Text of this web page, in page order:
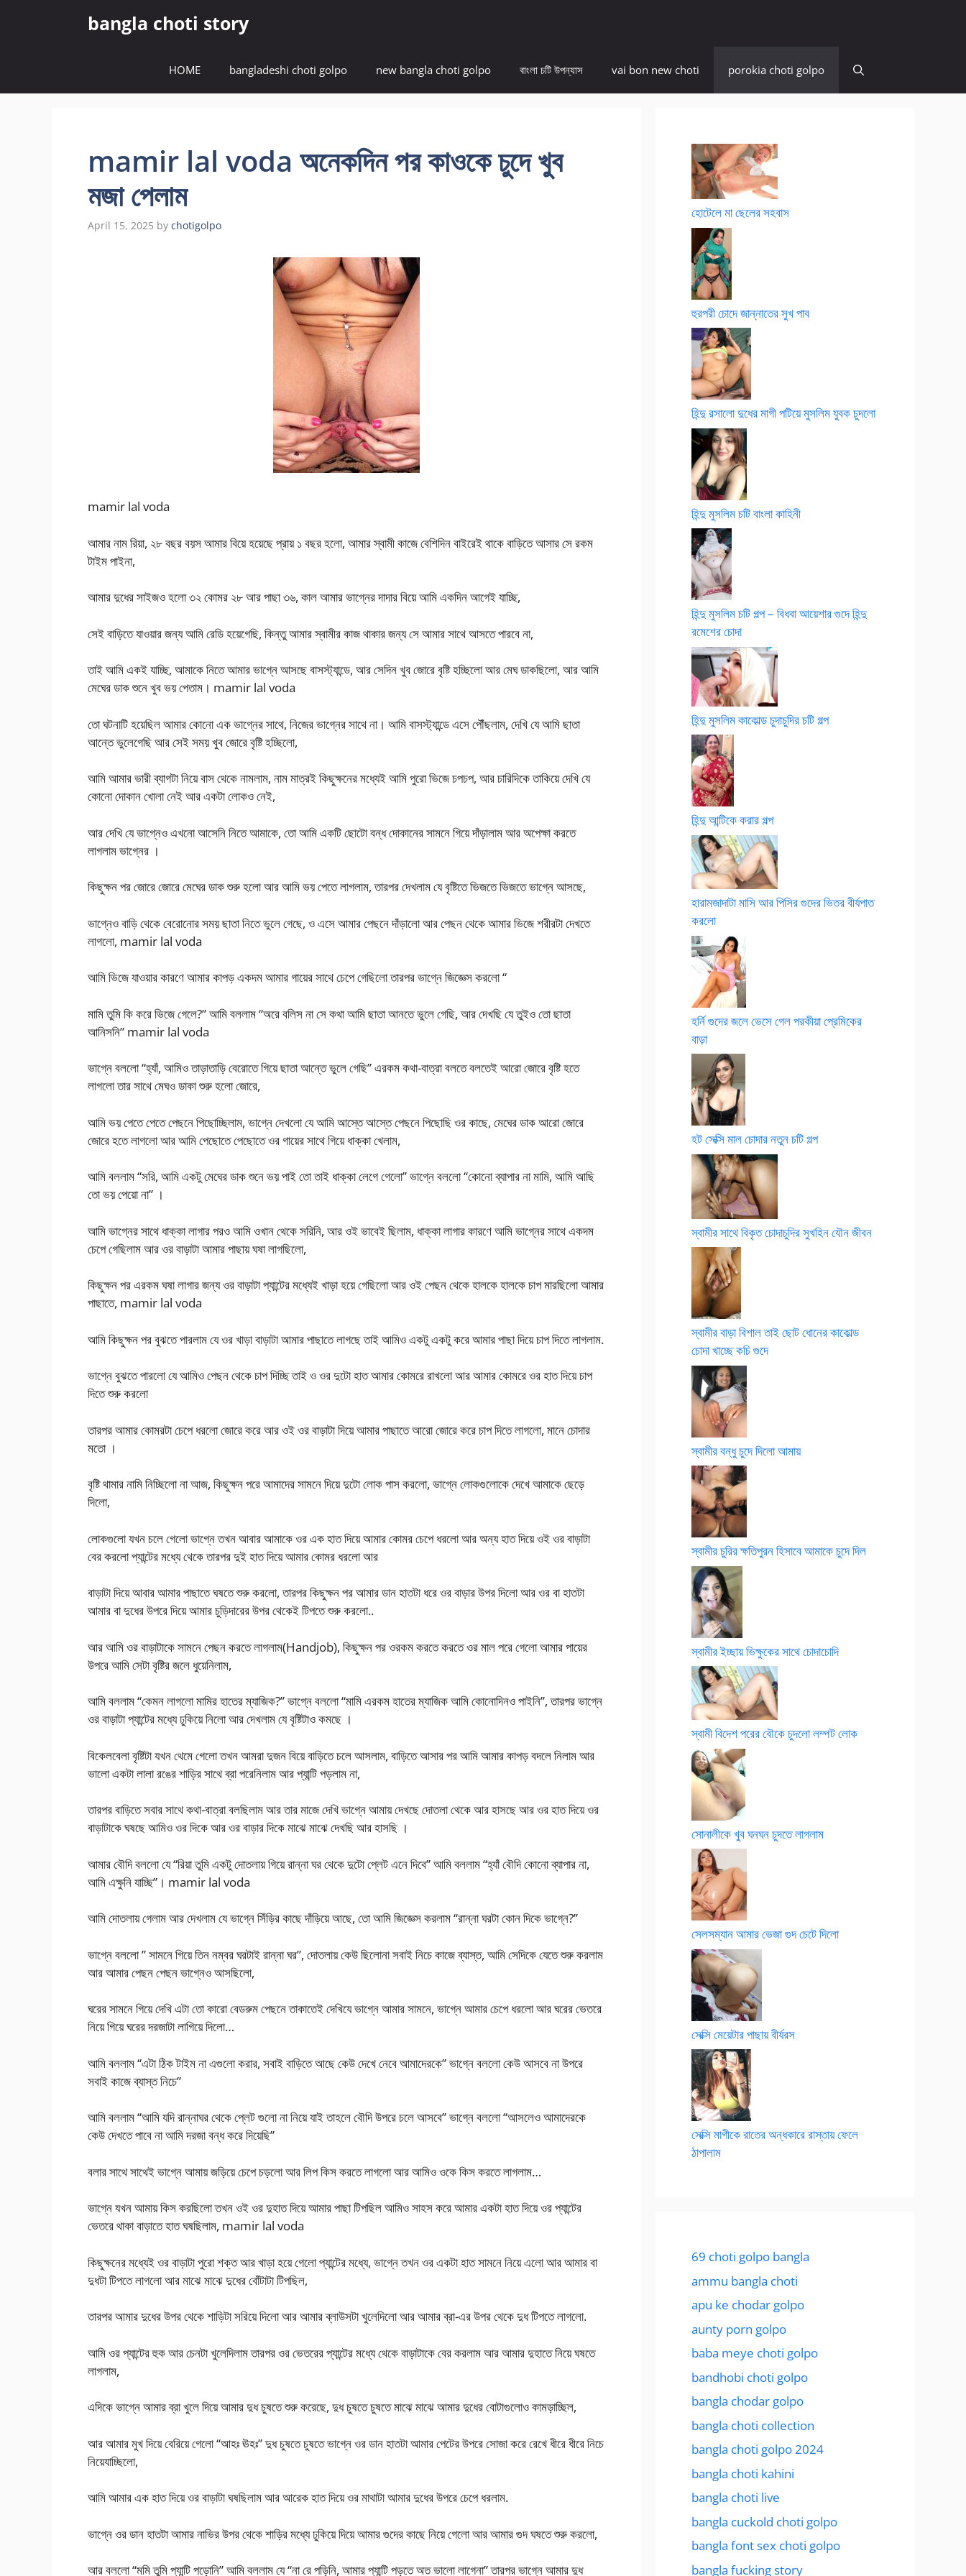
bangla choti story
HOME bangladeshi choti golpo new bangla choti golpo বাংলা চটি উপন্যাস vai bon new choti porokia choti golpo
mamir lal voda অনেকদিন পর কাওকে চুদে খুব
মজা পেলাম
April 15, 2025 by chotigolpo
mamir lal voda
আমার নাম রিয়া, ২৮ বছর বয়স আমার বিয়ে হয়েছে প্রায় ১ বছর হলো, আমার স্বামী কাজে বেশিদিন বাইরেই থাকে বাড়িতে আসার সে রকম
টাইম পাইনা,
আমার দুধের সাইজও হলো ৩২ কোমর ২৮ আর পাছা ৩৬, কাল আমার ভাগ্নের দাদার বিয়ে আমি একদিন আগেই যাচ্ছি,
সেই বাড়িতে যাওয়ার জন্য আমি রেডি হয়েগেছি, কিন্তু আমার স্বামীর কাজ থাকার জন্য সে আমার সাথে আসতে পারবে না,
তাই আমি একই যাচ্ছি, আমাকে নিতে আমার ভাগ্নে আসছে বাসস্ট্যান্ডে, আর সেদিন খুব জোরে বৃষ্টি হচ্ছিলো আর মেঘ ডাকছিলো, আর আমি
মেঘের ডাক শুনে খুব ভয় পেতাম। mamir lal voda
তো ঘটনাটি হয়েছিল আমার কোনো এক ভাগ্নের সাথে, নিজের ভাগ্নের সাথে না। আমি বাসস্ট্যান্ডে এসে পৌঁছলাম, দেখি যে আমি ছাতা
আন্তে ভুলেগেছি আর সেই সময় খুব জোরে বৃষ্টি হচ্ছিলো,
আমি আমার ভারী ব্যাগটা নিয়ে বাস থেকে নামলাম, নাম মাত্রই কিছুক্ষনের মধ্যেই আমি পুরো ভিজে চপচপ, আর চারিদিকে তাকিয়ে দেখি যে
কোনো দোকান খোলা নেই আর একটা লোকও নেই,
আর দেখি যে ভাগ্নেও এখনো আসেনি নিতে আমাকে, তো আমি একটি ছোটো বন্ধ দোকানের সামনে গিয়ে দাঁড়ালাম আর অপেক্ষা করতে
লাগলাম ভাগ্নের ।
কিছুক্ষন পর জোরে জোরে মেঘের ডাক শুরু হলো আর আমি ভয় পেতে লাগলাম, তারপর দেখলাম যে বৃষ্টিতে ভিজতে ভিজতে ভাগ্নে আসছে,
ভাগ্নেও বাড়ি থেকে বেরোনোর সময় ছাতা নিতে ভুলে গেছে, ও এসে আমার পেছনে দাঁড়ালো আর পেছন থেকে আমার ভিজে শরীরটা দেখতে
লাগলো, mamir lal voda
আমি ভিজে যাওয়ার কারণে আমার কাপড় একদম আমার গায়ের সাথে চেপে গেছিলো তারপর ভাগ্নে জিজ্ঞেস করলো “
মামি তুমি কি করে ভিজে গেলে?” আমি বললাম “অরে বলিস না সে কথা আমি ছাতা আনতে ভুলে গেছি, আর দেখছি যে তুইও তো ছাতা
আনিসনি” mamir lal voda
ভাগ্নে বললো “হ্যাঁ, আমিও তাড়াতাড়ি বেরোতে গিয়ে ছাতা আন্তে ভুলে গেছি” এরকম কথা-বাত্রা বলতে বলতেই আরো জোরে বৃষ্টি হতে
লাগলো তার সাথে মেঘও ডাকা শুরু হলো জোরে,
আমি ভয় পেতে পেতে পেছনে পিছোচ্ছিলাম, ভাগ্নে দেখলো যে আমি আস্তে আস্তে পেছনে পিছোছি ওর কাছে, মেঘের ডাক আরো জোরে
জোরে হতে লাগলো আর আমি পেছোতে পেছোতে ওর গায়ের সাথে গিয়ে ধাক্কা খেলাম,
আমি বললাম “সরি, আমি একটু মেঘের ডাক শুনে ভয় পাই তো তাই ধাক্কা লেগে গেলো” ভাগ্নে বললো “কোনো ব্যাপার না মামি, আমি আছি
তো ভয় পেয়ো না” ।
আমি ভাগ্নের সাথে ধাক্কা লাগার পরও আমি ওখান থেকে সরিনি, আর ওই ভাবেই ছিলাম, ধাক্কা লাগার কারণে আমি ভাগ্নের সাথে একদম
চেপে গেছিলাম আর ওর বাড়াটা আমার পাছায় ঘষা লাগছিলো,
কিছুক্ষন পর এরকম ঘষা লাগার জন্য ওর বাড়াটা প্যান্টের মধ্যেই খাড়া হয়ে গেছিলো আর ওই পেছন থেকে হালকে হালকে চাপ মারছিলো আমার
পাছাতে, mamir lal voda
আমি কিছুক্ষন পর বুঝতে পারলাম যে ওর খাড়া বাড়াটা আমার পাছাতে লাগছে তাই আমিও একটু একটু করে আমার পাছা দিয়ে চাপ দিতে লাগলাম.
ভাগ্নে বুঝতে পারলো যে আমিও পেছন থেকে চাপ দিচ্ছি তাই ও ওর দুটো হাত আমার কোমরে রাখলো আর আমার কোমরে ওর হাত দিয়ে চাপ
দিতে শুরু করলো
তারপর আমার কোমরটা চেপে ধরলো জোরে করে আর ওই ওর বাড়াটা দিয়ে আমার পাছাতে আরো জোরে করে চাপ দিতে লাগলো, মানে চোদার
মতো ।
বৃষ্টি থামার নামি নিচ্ছিলো না আজ, কিছুক্ষন পরে আমাদের সামনে দিয়ে দুটো লোক পাস করলো, ভাগ্নে লোকগুলোকে দেখে আমাকে ছেড়ে
দিলো,
লোকগুলো যখন চলে গেলো ভাগ্নে তখন আবার আমাকে ওর এক হাত দিয়ে আমার কোমর চেপে ধরলো আর অন্য হাত দিয়ে ওই ওর বাড়াটা
বের করলো প্যান্টের মধ্যে থেকে তারপর দুই হাত দিয়ে আমার কোমর ধরলো আর
বাড়াটা দিয়ে আবার আমার পাছাতে ঘষতে শুরু করলো, তারপর কিছুক্ষন পর আমার ডান হাতটা ধরে ওর বাড়ার উপর দিলো আর ওর বা হাতটা
আমার বা দুধের উপরে দিয়ে আমার চুড়িদারের উপর থেকেই টিপতে শুরু করলো..
আর আমি ওর বাড়াটাকে সামনে পেছন করতে লাগলাম(Handjob), কিছুক্ষন পর ওরকম করতে করতে ওর মাল পরে গেলো আমার পায়ের
উপরে আমি সেটা বৃষ্টির জলে ধুয়েনিলাম,
আমি বললাম “কেমন লাগলো মামির হাতের ম্যাজিক?” ভাগ্নে বললো “মামি এরকম হাতের ম্যাজিক আমি কোনোদিনও পাইনি”, তারপর ভাগ্নে
ওর বাড়াটা প্যান্টের মধ্যে ঢুকিয়ে নিলো আর দেখলাম যে বৃষ্টিটাও কমছে ।
বিকেলবেলা বৃষ্টিটা যখন থেমে গেলো তখন আমরা দুজন বিয়ে বাড়িতে চলে আসলাম, বাড়িতে আসার পর আমি আমার কাপড় বদলে নিলাম আর
ভালো একটা লালা রঙের শাড়ির সাথে ব্রা পরেনিলাম আর প্যান্টি পড়লাম না,
তারপর বাড়িতে সবার সাথে কথা-বাত্রা বলছিলাম আর তার মাজে দেখি ভাগ্নে আমায় দেখছে দোতলা থেকে আর হাসছে আর ওর হাত দিয়ে ওর
বাড়াটাকে ঘষছে আমিও ওর দিকে আর ওর বাড়ার দিকে মাঝে মাঝে দেখছি আর হাসছি ।
আমার বৌদি বললো যে “রিয়া তুমি একটু দোতলায় গিয়ে রান্না ঘর থেকে দুটো প্লেট এনে দিবে” আমি বললাম “হ্যাঁ বৌদি কোনো ব্যাপার না,
আমি এক্ষুনি যাচ্ছি”। mamir lal voda
আমি দোতলায় গেলাম আর দেখলাম যে ভাগ্নে সিঁড়ির কাছে দাঁড়িয়ে আছে, তো আমি জিজ্ঞেস করলাম “রান্না ঘরটা কোন দিকে ভাগ্নে?”
ভাগ্নে বললো ” সামনে গিয়ে তিন নম্বর ঘরটাই রান্না ঘর”, দোতলায় কেউ ছিলোনা সবাই নিচে কাজে ব্যাস্ত, আমি সেদিকে যেতে শুরু করলাম
আর আমার পেছন পেছন ভাগ্নেও আসছিলো,
ঘরের সামনে গিয়ে দেখি এটা তো কারো বেডরুম পেছনে তাকাতেই দেখিযে ভাগ্নে আমার সামনে, ভাগ্নে আমার চেপে ধরলো আর ঘরের ভেতরে
নিয়ে গিয়ে ঘরের দরজাটা লাগিয়ে দিলো…
আমি বললাম “এটা ঠিক টাইম না এগুলো করার, সবাই বাড়িতে আছে কেউ দেখে নেবে আমাদেরকে” ভাগ্নে বললো কেউ আসবে না উপরে
সবাই কাজে ব্যাস্ত নিচে”
আমি বললাম “আমি যদি রান্নাঘর থেকে প্লেট গুলো না নিয়ে যাই তাহলে বৌদি উপরে চলে আসবে” ভাগ্নে বললো “আসলেও আমাদেরকে
কেউ দেখতে পাবে না আমি দরজা বন্ধ করে দিয়েছি”
বলার সাথে সাথেই ভাগ্নে আমায় জড়িয়ে চেপে চড়লো আর লিপ কিস করতে লাগলো আর আমিও ওকে কিস করতে লাগলাম…
ভাগ্নে যখন আমায় কিস করছিলো তখন ওই ওর দুহাত দিয়ে আমার পাছা টিপছিল আমিও সাহস করে আমার একটা হাত দিয়ে ওর প্যান্টের
ভেতরে থাকা বাড়াতে হাত ঘষছিলাম, mamir lal voda
কিছুক্ষনের মধ্যেই ওর বাড়াটা পুরো শক্ত আর খাড়া হয়ে গেলো প্যান্টের মধ্যে, ভাগ্নে তখন ওর একটা হাত সামনে নিয়ে এলো আর আমার বা
দুধটা টিপতে লাগলো আর মাঝে মাঝে দুধের বোঁটাটা টিপছিল,
তারপর আমার দুধের উপর থেকে শাড়িটা সরিয়ে দিলো আর আমার ব্লাউসটা খুলেদিলো আর আমার ব্রা-এর উপর থেকে দুধ টিপতে লাগলো.
আমি ওর প্যান্টের হুক আর চেনটা খুলেদিলাম তারপর ওর ভেতরের প্যান্টের মধ্যে থেকে বাড়াটাকে বের করলাম আর আমার দুহাতে নিয়ে ঘষতে
লাগলাম,
এদিকে ভাগ্নে আমার ব্রা খুলে দিয়ে আমার দুধ চুষতে শুরু করেছে, দুধ চুষতে চুষতে মাঝে মাঝে আমার দুধের বোটাগুলোও কামড়াচ্ছিল,
আর আমার মুখ দিয়ে বেরিয়ে গেলো “আহঃ ঊহঃ” দুধ চুষতে চুষতে ভাগ্নে ওর ডান হাতটা আমার পেটের উপরে সোজা করে রেখে ধীরে ধীরে নিচে
নিয়েযাচ্ছিলো,
আমি আমার এক হাত দিয়ে ওর বাড়াটা ঘষছিলাম আর আরেক হাত দিয়ে ওর মাথাটা আমার দুধের উপরে চেপে ধরলাম.
ভাগ্নে ওর ডান হাতটা আমার নাভির উপর থেকে শাড়ির মধ্যে ঢুকিয়ে দিয়ে আমার গুদের কাছে নিয়ে গেলো আর আমার গুদ ঘষতে শুরু করলো,
আর বললো “মমি তুমি প্যান্টি পড়োনি” আমি বললাম যে “না রে পড়িনি, আমার প্যান্টি পড়তে অত ভালো লাগেনা” তারপর ভাগ্নে আমার দুধ
হোটেলে মা ছেলের সহবাস
হুরপরী চোদে জান্নাতের সুখ পাব
হিন্দু রসালো দুধের মাগী পটিয়ে মুসলিম যুবক চুদলো
হিন্দু মুসলিম চটি বাংলা কাহিনী
হিন্দু মুসলিম চটি গল্প – বিধবা আয়েশার গুদে হিন্দু
রমেশের চোদা
হিন্দু মুসলিম কাকোল্ড চুদাচুদির চটি গল্প
হিন্দু আন্টিকে করার গল্প
হারামজাদাটা মাসি আর পিসির গুদের ভিতর বীর্যপাত
করলো
হর্নি গুদের জলে ভেসে গেল পরকীয়া প্রেমিকের
বাড়া
হট সেক্সি মাল চোদার নতুন চটি গল্প
স্বামীর সাথে বিকৃত চোদাচুদির সুখহিন যৌন জীবন
স্বামীর বাড়া বিশাল তাই ছোট ধোনের কাকোল্ড
চোদা খাচ্ছে কচি গুদে
স্বামীর বন্ধু চুদে দিলো আমায়
স্বামীর চুরির ক্ষতিপুরন হিসাবে আমাকে চুদে দিল
স্বামীর ইচ্ছায় ভিক্ষুকের সাথে চোদাচোদি
স্বামী বিদেশ পরের বৌকে চুদলো লম্পট লোক
সোনালীকে খুব ঘনঘন চুদতে লাগলাম
সেলসম্যান আমার ভেজা গুদ চেটে দিলো
সেক্সি মেয়েটার পাছায় বীর্যরস
সেক্সি মাগীকে রাতের অন্ধকারে রাস্তায় ফেলে
ঠাপালাম
69 choti golpo bangla
ammu bangla choti
apu ke chodar golpo
aunty porn golpo
baba meye choti golpo
bandhobi choti golpo
bangla chodar golpo
bangla choti collection
bangla choti golpo 2024
bangla choti kahini
bangla choti live
bangla cuckold choti golpo
bangla font sex choti golpo
bangla fucking story